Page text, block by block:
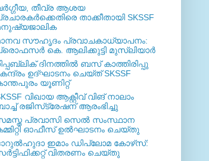
തീവ്ര ആശയ
താക്കീതായി SKSSF
സൗഹൃദം പ്രവാചകാധ്യാപനം:
കെ. ആലിക്കുട്ടി മുസ്ലിയാർ
ദിനത്തില്‍ ബസ് കാത്തിരിപ്പു
ഉദ്ഘാടനം ചെയ്ത്‌ SKSSF
യൂണിറ്റ്
വിഖായ ആക്റ്റീവ് വിങ് നാലാം
രജിസ്‌ട്രേഷന് ആരംഭിച്ചു
പ്രവാസി സെല്‍ സംസ്ഥാന
ഓഫീസ് ഉല്‍ഘാടനം ചെയ്തു
ഇമാം ഡിപ്ലോമ കോഴ്‌സ്:
വിതരണം ചെയ്തു